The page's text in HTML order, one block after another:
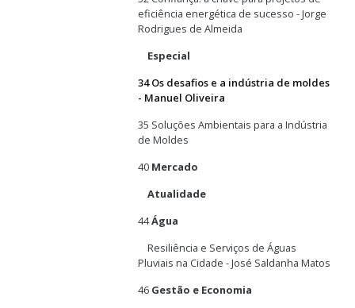
eficiência energética de sucesso - Jorge
Rodrigues de Almeida
Especial
34 Os desafios e a indústria de moldes
- Manuel Oliveira
35 Soluções Ambientais para a Indústria
de Moldes
40 Mercado
Atualidade
44Água
Resiliência e Serviços de Águas
Pluviais na Cidade - José Saldanha Matos
46 Gestão e Economia